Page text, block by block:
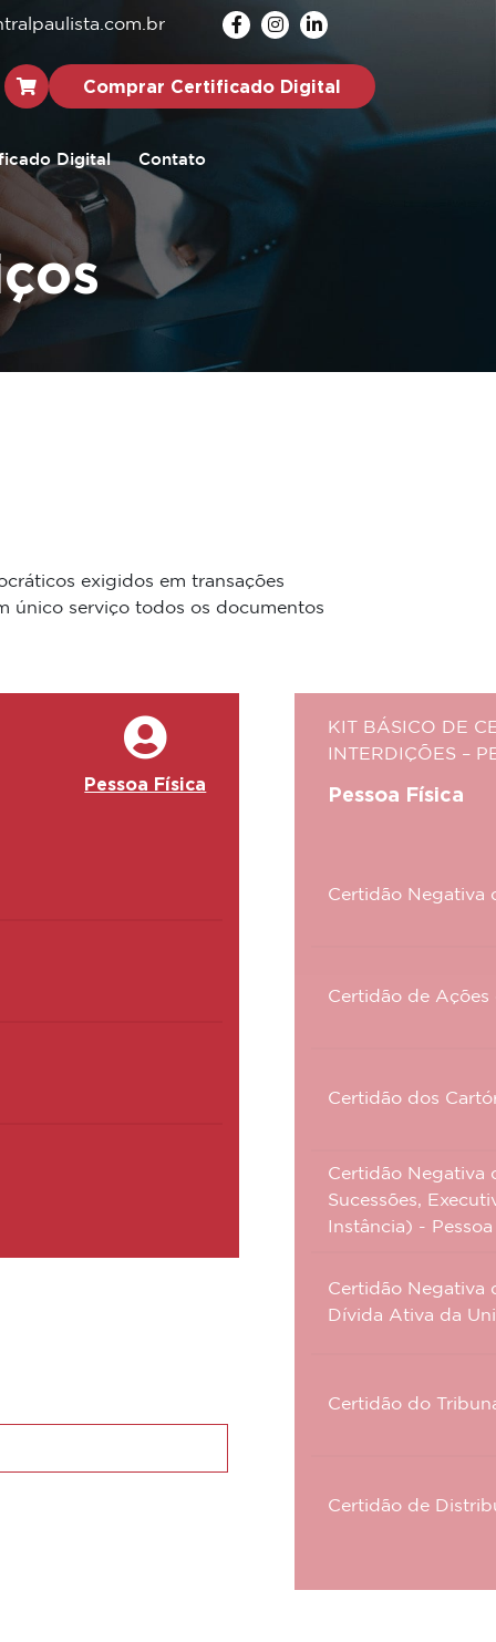
Comprar Certificado Digital
Digital Contato
exigidos em transações
único serviço todos os documentos
Pessoa Física
KIT BÁSICO DE
INTERDIÇÕES –
Pessoa Física
Certidão Negativa
Certidão de Ações
Certidão dos
Certidão Negativa
Sucessões,
Instância) -
Certidão Negativa
Dívida Ativa da
Certidão do
Certidão de